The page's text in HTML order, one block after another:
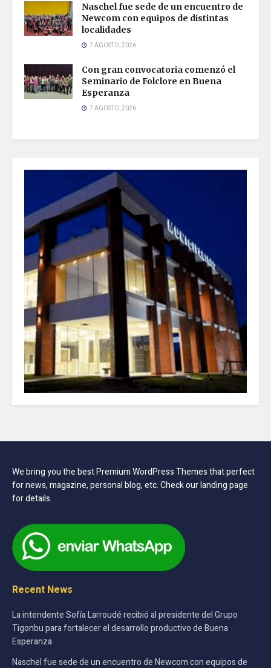
Naschel fue sede de un encuentro de
Newcom con equipos de distintas
localidades
7 AGOSTO, 2026
Con gran convocatoria comenzó el
Seminario de Folclore en Buena
Esperanza
7 AGOSTO, 2026
We bring you the best Premium WordPress Themes that perfect
for news, magazine, personal blog, etc. Check our landing page
for details.
Recent News
La intendente Sofía Larroudé recibió al presidente del Grupo
Tigonbu para fortalecer el desarrollo productivo de Buena
Esperanza
Naschel fue sede de un encuentro de Newcom con equipos de